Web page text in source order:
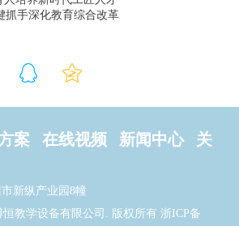
抓手深化教育综合改革
案 在线视频 新闻中心
关
新纵产业园8幢
教学设备有限公司. 版权所有 浙ICP备